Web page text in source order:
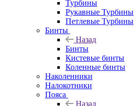
Турбины
Рукавные Турбины
Петлевые Турбины
Бинты
Назад
Бинты
Кистевые бинты
Коленные бинты
Наколенники
Налокотники
Пояса
Назад